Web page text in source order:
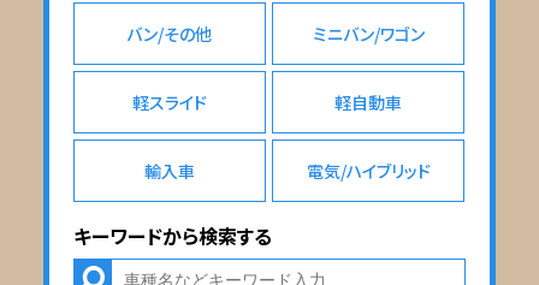
バン/その他 ミニバン/ワゴン
軽スライド 軽自動車
輸入車 電気/ハイブリッド
キーワードから検索する